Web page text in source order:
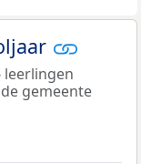
leerlingen
gemeente